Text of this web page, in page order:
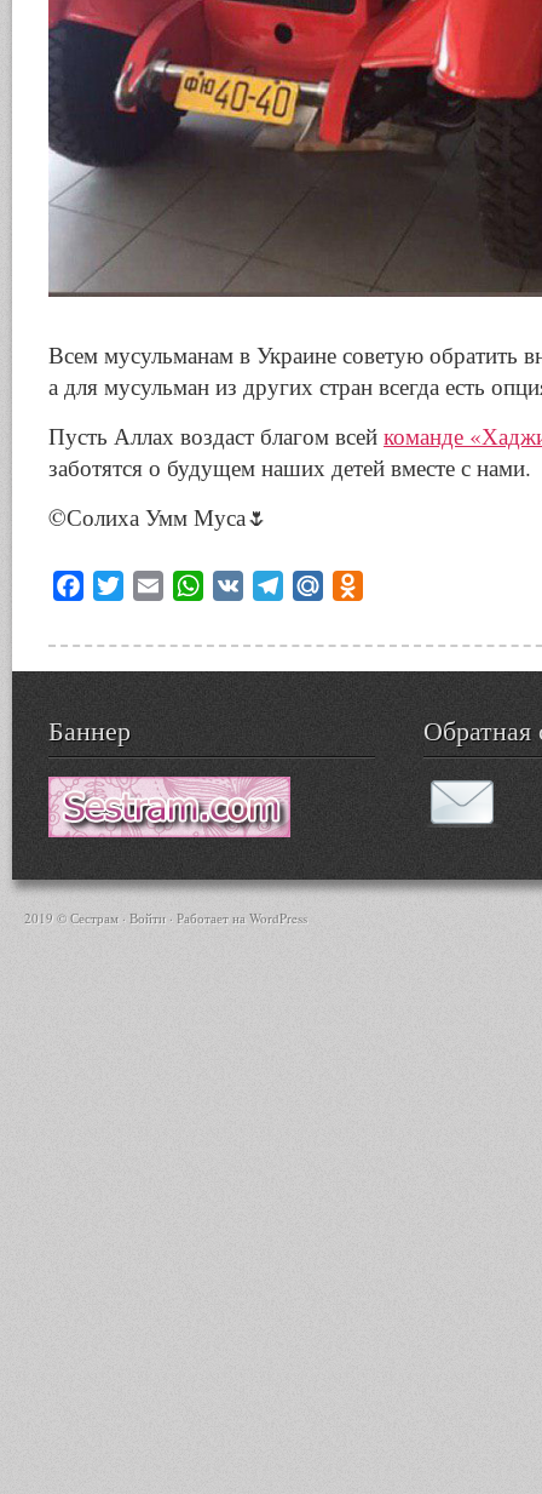
Всем мусульманам в Украине советую обратить
а для мусульман из других стран всегда есть
Пусть Аллах воздаст благом всей команде
заботятся о будущем наших детей вместе с нами.
©️Солиха Умм Муса🌷
Facebook
Twitter Email WhatsApp
VK TelegramMail.Ru
Баннер Обратная
2019 © Сестрам · Войти · Работает на WordPress